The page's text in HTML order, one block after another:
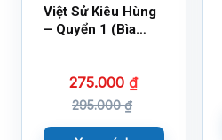
Việt Sử Kiêu Hùng
– Quyển 1 (Bìa
275.000₫
295.000₫